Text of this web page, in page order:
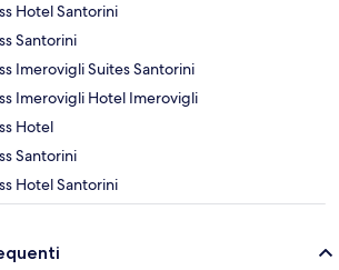
Hotel Santorini
Santorini
Imerovigli Suites Santorini
Imerovigli Hotel Imerovigli
Hotel
Santorini
Hotel Santorini